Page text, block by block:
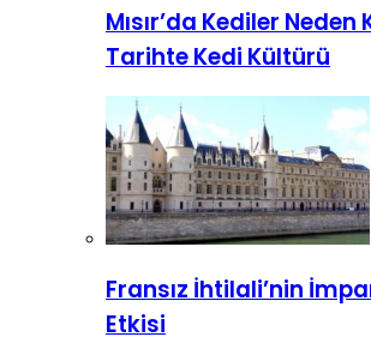
Mısır’da Kediler Neden
Tarihte Kedi Kültürü
Fransız İhtilali’nin
Etkisi